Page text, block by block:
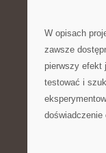
W opisach
zawsze
pierwszy efekt
testować i
doświadczenie